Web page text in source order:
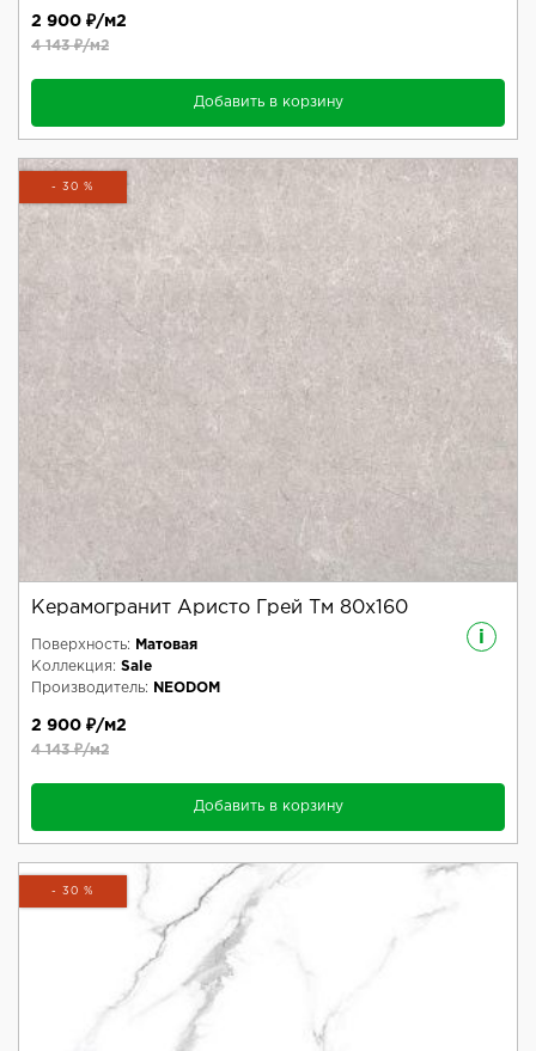
2 900 ₽/м2
4 143 ₽/м2
Добавить в корзину
- 30 %
Керамогранит Аристо Грей Тм 80x160
i
Поверхность:
Матовая
Коллекция: Sale
Производитель:
NEODOM
2 900 ₽/м2
4 143 ₽/м2
Добавить в корзину
- 30 %